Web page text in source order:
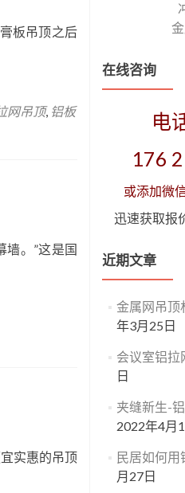
板吊顶之后
网吊顶, 铝板
墙。”这是国
实惠的吊顶
在线咨询
电
176
或添加微
迅速获取报
近期文章
金属网吊顶
年3月25日
会议室铝拉
日
夹缝新生-
2022年4月
民居如何用
月27日